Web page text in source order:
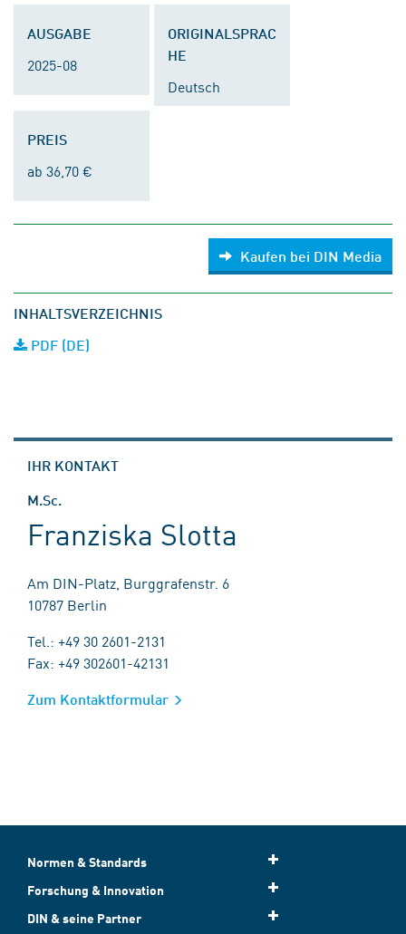
AUSGABE
2025-08
ORIGINALSPRAC
HE
Deutsch
PREIS
ab 36,70 €
Kaufen bei DIN Media
INHALTSVERZEICHNIS
PDF (DE)
IHR KONTAKT
M.Sc.
Franziska Slotta
Am DIN-Platz, Burggrafenstr. 6
10787 Berlin
Tel.: +49 30 2601-2131
Fax: +49 302601-42131
Zum Kontaktformular
Normen & Standards
Forschung & Innovation
DIN & seine Partner